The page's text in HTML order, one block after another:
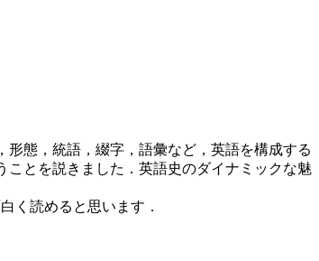
態，統語，綴字，語彙など，英語を構成する
とを説きました．英語史のダイナミックな魅
く読めると思います．